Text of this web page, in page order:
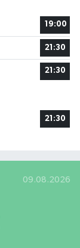
19:00
21:30
21:30
21:30
09.08.2026